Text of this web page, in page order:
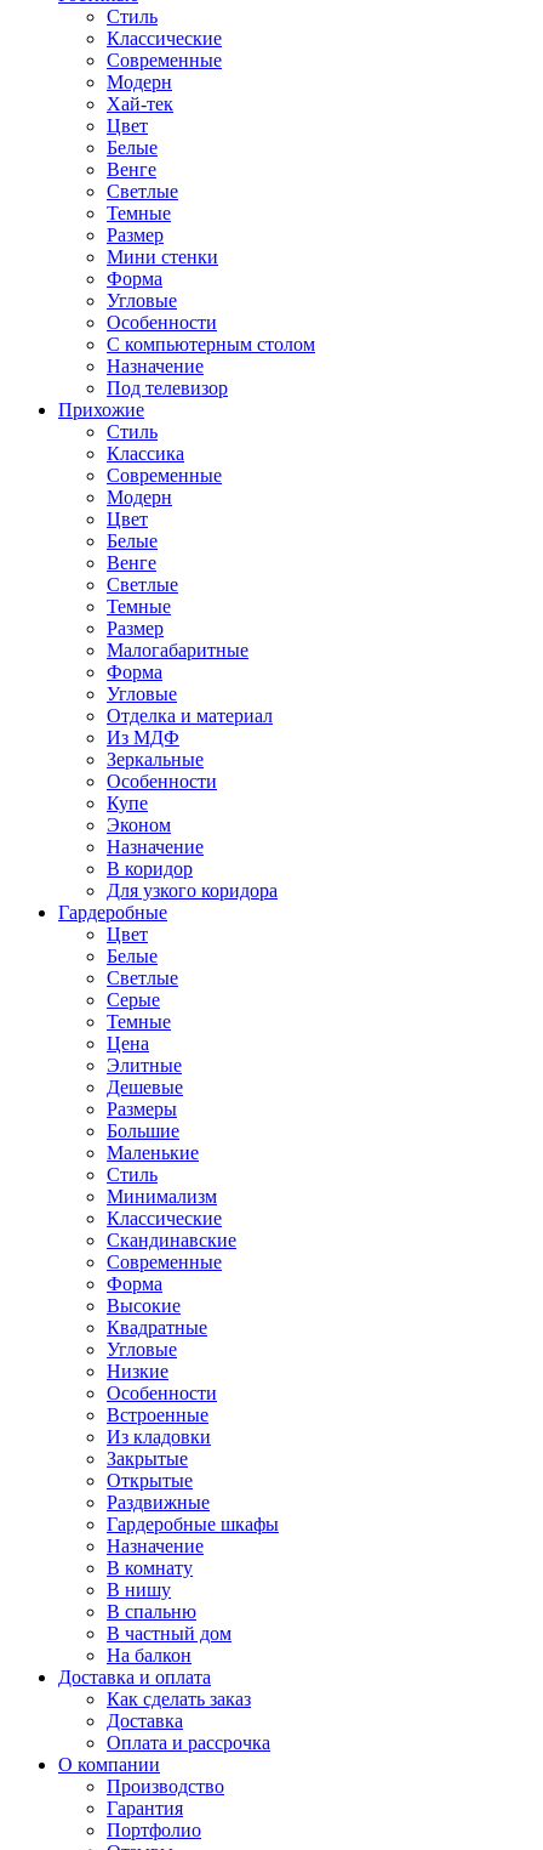
Стиль
Классические
Современные
Модерн
Хай-тек
Цвет
Белые
Венге
Светлые
Темные
Размер
Мини стенки
Форма
Угловые
Особенности
С компьютерным столом
Назначение
Под телевизор
Прихожие
Стиль
Классика
Современные
Модерн
Цвет
Белые
Венге
Светлые
Темные
Размер
Малогабаритные
Форма
Угловые
Отделка и материал
Из МДФ
Зеркальные
Особенности
Купе
Эконом
Назначение
В коридор
Для узкого коридора
Гардеробные
Цвет
Белые
Светлые
Серые
Темные
Цена
Элитные
Дешевые
Размеры
Большие
Маленькие
Стиль
Минимализм
Классические
Скандинавские
Современные
Форма
Высокие
Квадратные
Угловые
Низкие
Особенности
Встроенные
Из кладовки
Закрытые
Открытые
Раздвижные
Гардеробные шкафы
Назначение
В комнату
В нишу
В спальню
В частный дом
На балкон
Доставка и оплата
Как сделать заказ
Доставка
Оплата и рассрочка
О компании
Производство
Гарантия
Портфолио